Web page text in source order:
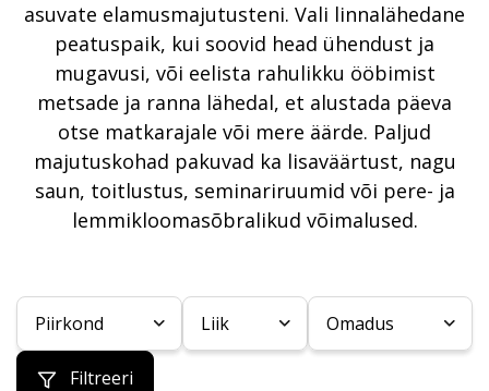
asuvate elamusmajutusteni. Vali linnalähedane
peatuspaik, kui soovid head ühendust ja
mugavusi, või eelista rahulikku ööbimist
metsade ja ranna lähedal, et alustada päeva
otse matkarajale või mere äärde. Paljud
majutuskohad pakuvad ka lisaväärtust, nagu
saun, toitlustus, seminariruumid või pere- ja
lemmikloomasõbralikud võimalused.
Piirkond Liik Omadus
Filtreeri